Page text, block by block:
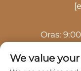
Oras:
We value